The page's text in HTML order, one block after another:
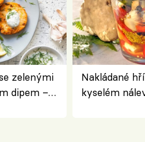
zelenými
dipem –
Nakládané
kyselém